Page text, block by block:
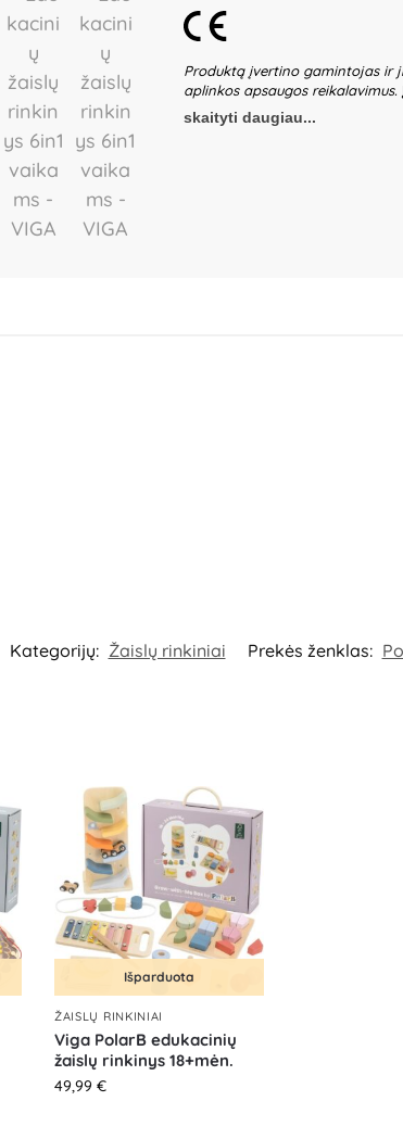
Produktą įvertino gamintojas ir
aplinkos apsaugos reikalavimus.
žaidžiančių vaikų be
ir detalių būklę. Nenaudokite
skaityti daugiau...
Kategorijų: Žaislų rinkiniai Prekės ženklas:
Išparduota
ŽAISLŲ RINKINIAI
Viga PolarB edukacinių
žaislų rinkinys 18+mėn.
49,99 €